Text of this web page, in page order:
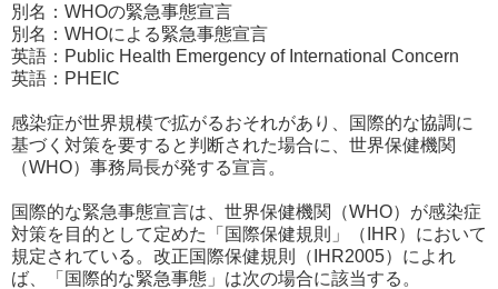
別名：WHOの緊急事態宣言
別名：WHOによる緊急事態宣言
英語：Public Health Emergency of International Concern
英語：PHEIC
感染症が世界規模で拡がるおそれがあり、国際的な協調に
基づく対策を要すると判断された場合に、世界保健機関
（WHO）事務局長が発する宣言。
国際的な緊急事態宣言は、世界保健機関（WHO）が感染症
対策を目的として定めた「国際保健規則」（IHR）において
規定されている。改正国際保健規則（IHR2005）によれ
ば、「国際的な緊急事態」は次の場合に該当する。